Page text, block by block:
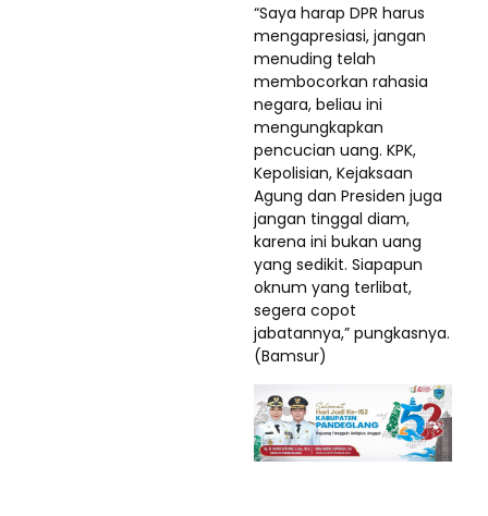
“Saya harap DPR harus
mengapresiasi, jangan
menuding telah
membocorkan rahasia
negara, beliau ini
mengungkapkan
pencucian uang. KPK,
Kepolisian, Kejaksaan
Agung dan Presiden juga
jangan tinggal diam,
karena ini bukan uang
yang sedikit. Siapapun
oknum yang terlibat,
segera copot
jabatannya,” pungkasnya.
(Bamsur)